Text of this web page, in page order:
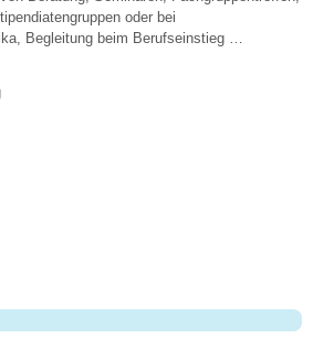
oder bei
Begleitung beim Berufseinstieg …